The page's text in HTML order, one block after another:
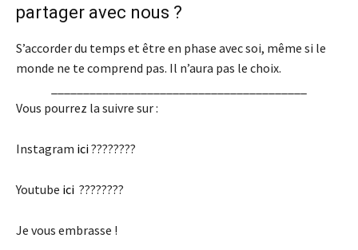
partager avec nous ?
S’accorder du temps et être en phase avec soi, même si le
monde ne te comprend pas. Il n’aura pas le choix.
Vous pourrez la suivre sur :
Instagram ici????????
Youtube ici ????????
Je vous embrasse !